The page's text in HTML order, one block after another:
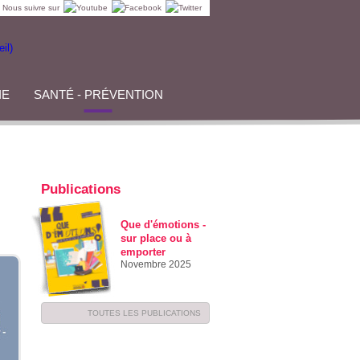
Nous suivre sur
SANTÉ - PRÉVENTION
Publications
Que d'émotions -
sur place ou à
emporter
Novembre 2025
TOUTES LES PUBLICATIONS